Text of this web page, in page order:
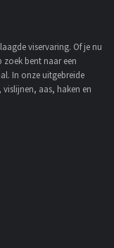
viservaring. Of je nu
zoek bent naar een
In onze uitgebreide
vislijnen, aas, haken en